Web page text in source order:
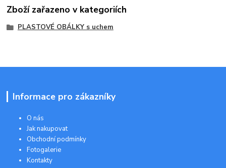
Zboží zařazeno v kategoriích
PLASTOVÉ OBÁLKY s uchem
Informace pro zákazníky
O nás
Jak nakupovat
Obchodní podmínky
Fotogalerie
Kontakty